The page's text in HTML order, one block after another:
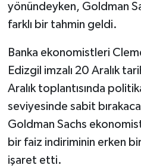
yönündeyken, Goldman
farklı bir tahmin geldi.
Banka ekonomistleri
Edizgil imzalı 20 Aralık
Aralık toplantısında
seviyesinde sabit
Goldman Sachs
bir faiz indiriminin erken
işaret etti.